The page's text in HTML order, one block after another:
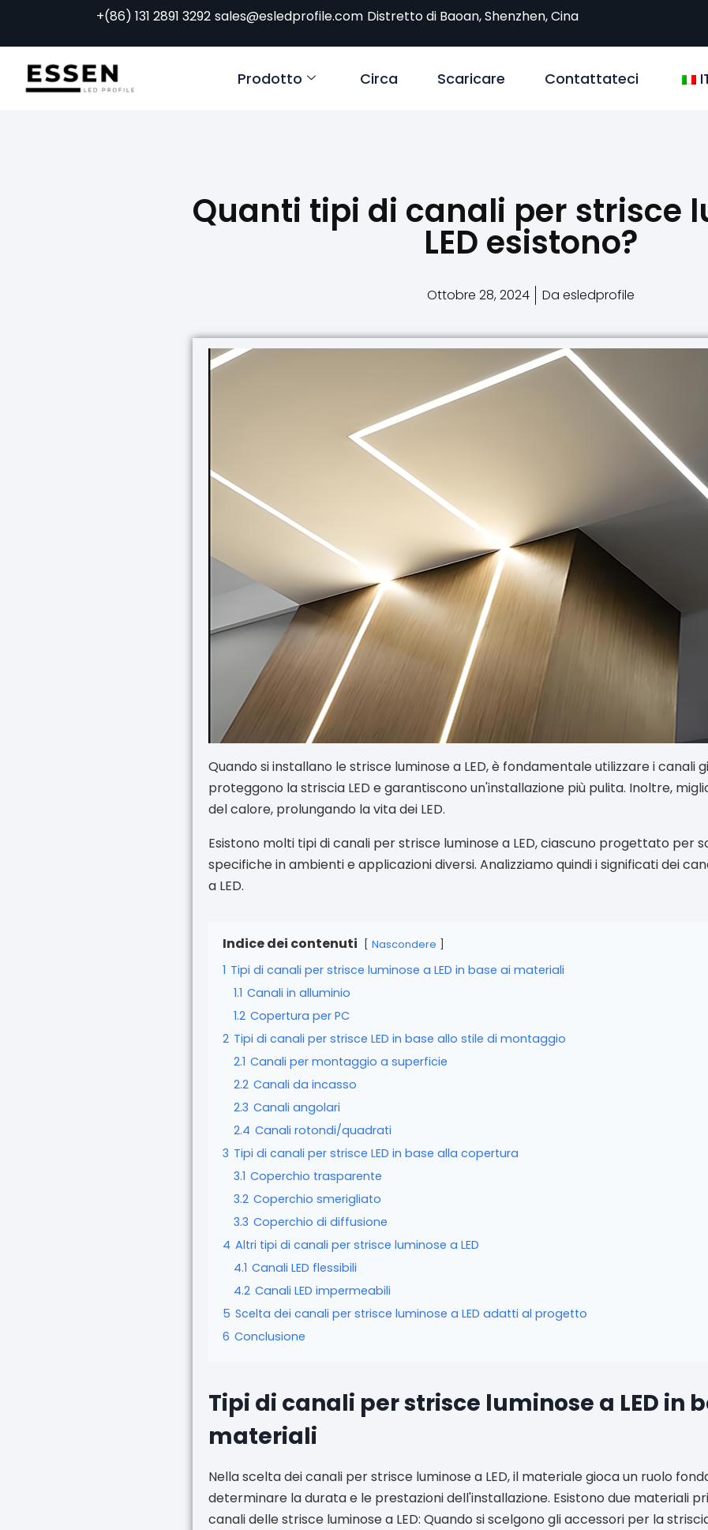
+(86) 131 2891 3292 sales@esledprofile.com Distretto di Baoan, Shenzhen, Cina
Prodotto Circa Scaricare Contattateci
Quanti tipi di canali per strisce
LED esistono?
Ottobre 28, 2024 Da esledprofile
Quando si installano le strisce luminose a LED, è fondamentale utilizzare i canali
proteggono la striscia LED e garantiscono un'installazione più pulita. Inoltre,
del calore, prolungando la vita dei LED.
Esistono molti tipi di canali per strisce luminose a LED, ciascuno progettato per
specifiche in ambienti e applicazioni diversi. Analizziamo quindi i significati dei
a LED.
Indice dei contenuti Nascondere
1 Tipi di canali per strisce luminose a LED in base ai materiali
1.1 Canali in alluminio
1.2 Copertura per PC
2 Tipi di canali per strisce LED in base allo stile di montaggio
2.1 Canali per montaggio a superficie
2.2 Canali da incasso
2.3 Canali angolari
2.4 Canali rotondi/quadrati
3 Tipi di canali per strisce LED in base alla copertura
3.1 Coperchio trasparente
3.2 Coperchio smerigliato
3.3 Coperchio di diffusione
4 Altri tipi di canali per strisce luminose a LED
4.1 Canali LED flessibili
4.2 Canali LED impermeabili
5 Scelta dei canali per strisce luminose a LED adatti al progetto
6 Conclusione
Tipi di canali per strisce luminose a LED in
materiali
Nella scelta dei canali per strisce luminose a LED, il materiale gioca un ruolo
determinare la durata e le prestazioni dell'installazione. Esistono due materiali
canali delle strisce luminose a LED: Quando si scelgono gli accessori per la